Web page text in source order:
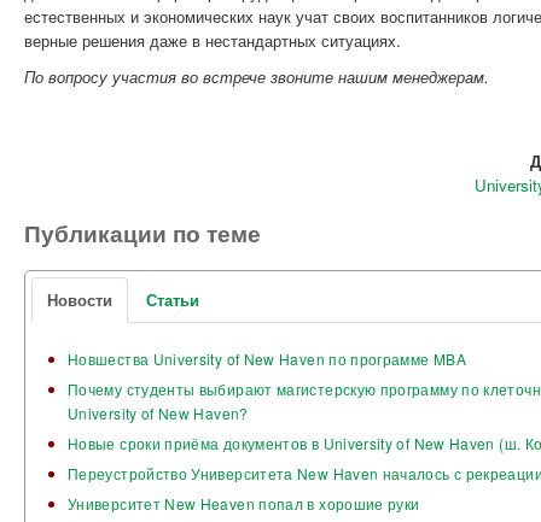
естественных и экономических наук учат своих воспитанников
верные решения даже в нестандартных ситуациях.
По вопросу участия во встрече звоните нашим менеджерам.
Публикации по теме
Новости Статьи
Новшества University of New Haven по программе MBA
Почему студенты выбирают магистерскую программу по
University of New Haven?
Новые сроки приёма документов в University of New Haven (ш.
Переустройство Университета New Haven началось с
Университет New Heaven попал в хорошие руки